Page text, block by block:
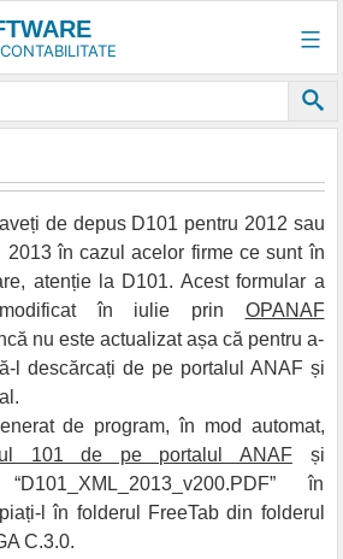
de depus D101 pentru 2012 sau
2013 în cazul acelor firme ce sunt în
atenție la D101. Acest formular a
în iulie prin OPANAF
nu este actualizat așa că pentru a-
l descărcați de pe portalul ANAF și
de program, în mod automat,
101 de pe portalul ANAFși
în
l în folderul FreeTab din folderul
C.3.0.